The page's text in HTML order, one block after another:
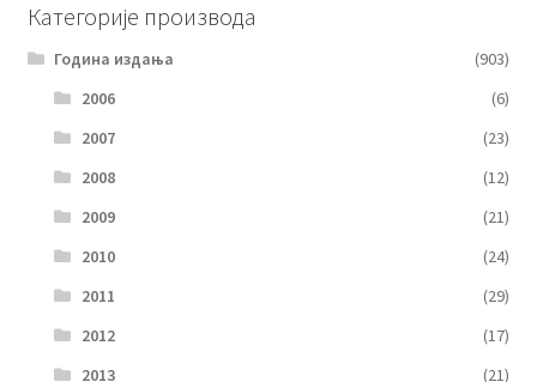
Категорије производа
Година издања
(903)
2006
(6)
2007
(23)
2008
(12)
2009
(21)
2010
(24)
2011
(29)
2012
(17)
2013
(21)